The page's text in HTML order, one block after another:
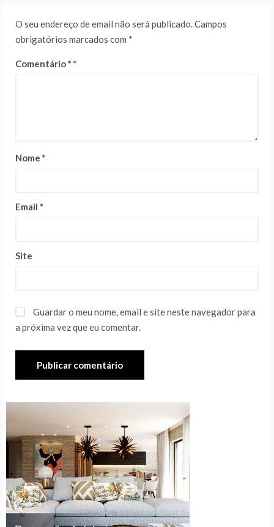
O seu endereço de email não será publicado.Campos
obrigatórios marcados com *
Comentário*
Nome *
Email *
Site
Guardar o meu nome, email e site neste navegador para
a próxima vez que eu comentar.